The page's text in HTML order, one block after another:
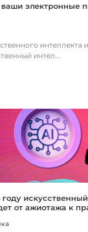
электронные
интеллекта
интел...
году
от ажиотажа к